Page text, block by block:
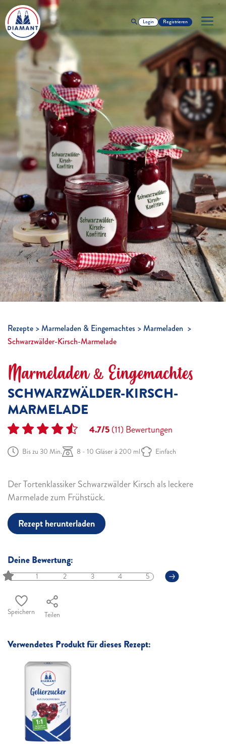
Login Registrieren
Rezepte Marmeladen & Eingemachtes
Marmeladen
Schwarzwälder-Kirsch-Marmelade
Marmeladen & Eingemachtes
SCHWARZWÄLDER-KIRSCH-
MARMELADE
4.7/5(11)Bewertungen
Bis zu 30 Min. 8 - 10 Gläser à 200 ml Einfach
Der Tortenklassiker Schwarzwälder Kirsch als leckere
Marmelade zum Frühstück.
Rezept herunterladen
Deine Bewertung:
1 2 3 4 5
Speichern Teilen
Verwendetes Produkt für dieses Rezept: